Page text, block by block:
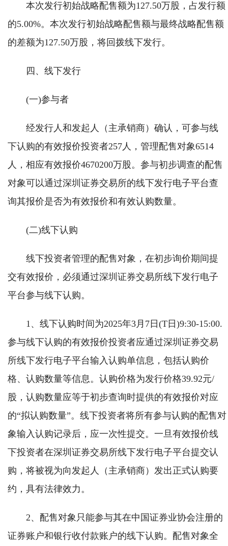
本次发行初始战略配售额为127.50万股，占发行额
的5.00%。本次发行初始战略配售额与最终战略配售额
的差额为127.50万股，将回拨线下发行。
四、线下发行
(一)参与者
经发行人和发起人（主承销商）确认，可参与线
下认购的有效报价投资者257人，管理配售对象6514
人，相应有效报价4670200万股。参与初步调查的配售
对象可以通过深圳证券交易所的线下发行电子平台查
询其报价是否为有效报价和有效认购数量。
(二)线下认购
线下投资者管理的配售对象，在初步询价期间提
交有效报价，必须通过深圳证券交易所线下发行电子
平台参与线下认购。
1、线下认购时间为2025年3月7日(T日)9:30-15:00.
参与线下认购的有效报价投资者应通过深圳证券交易
所线下发行电子平台输入认购单信息，包括认购价
格、认购数量等信息。认购价格为发行价格39.92元/
股，认购数量应等于初步查询时提供的有效报价对应
的“拟认购数量”。线下投资者将所有参与认购的配售对
象输入认购记录后，应一次性提交。一旦有效报价线
下投资者在深圳证券交易所线下发行电子平台提交认
购，将被视为向发起人（主承销商）发出正式认购要
约，具有法律效力。
2、配售对象只能参与其在中国证券业协会注册的
证券账户和银行收付款账户的线下认购。配售对象全